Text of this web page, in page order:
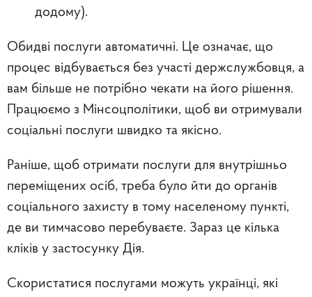
додому).
Обидві послуги автоматичні. Це означає, що
процес відбувається без участі держслужбовця, а
вам більше не потрібно чекати на його рішення.
Працюємо з Мінсоцполітики, щоб ви отримували
соціальні послуги швидко та якісно.
Раніше, щоб отримати послуги для внутрішньо
переміщених осіб, треба було йти до органів
соціального захисту в тому населеному пункті,
де ви тимчасово перебуваєте. Зараз це кілька
кліків у застосунку Дія.
Скористатися послугами можуть українці, які